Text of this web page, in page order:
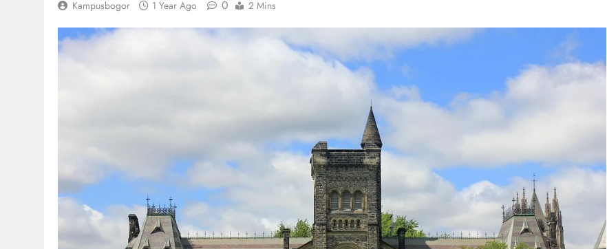
Kampusbogor 1 Year Ago 0 2 Mins